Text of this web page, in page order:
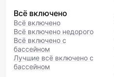
Всё включено
Всё включено
Всё включено недорого
Всё включено с
бассейном
Лучшие всё включено с
бассейном